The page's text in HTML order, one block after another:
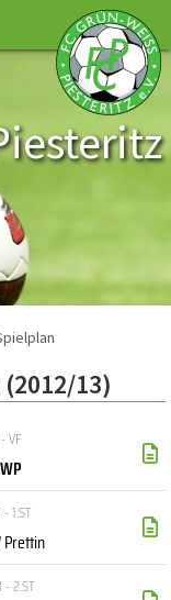
(2012/13)
VF
1.ST
Prettin
2.ST